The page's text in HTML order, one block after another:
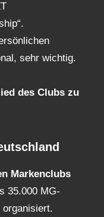
sehr wichtig.
des Clubs zu
Markenclubs
35.000 MG-
organisiert.